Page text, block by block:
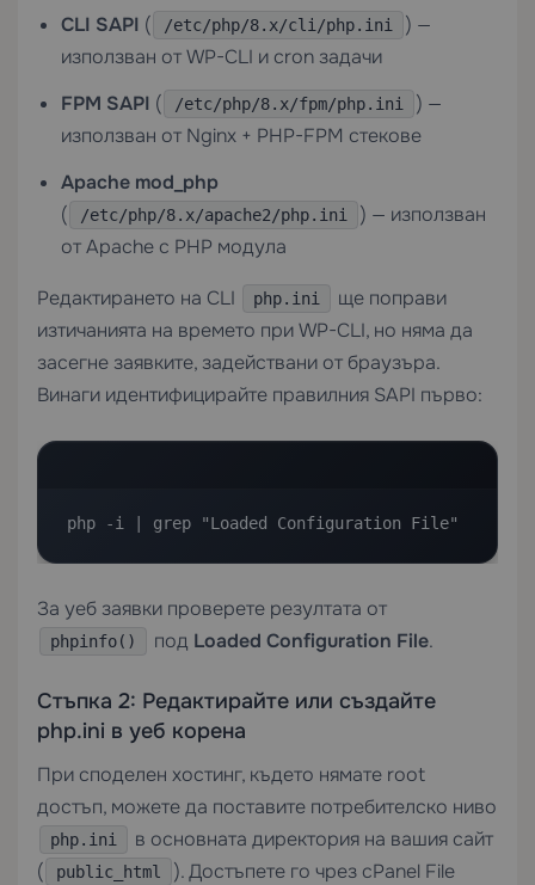
CLI SAPI ( /etc/php/8.x/cli/php.ini
) —
използван от WP-CLI и cron задачи
FPM SAPI ( /etc/php/8.x/fpm/php.ini
) —
използван от Nginx + PHP-FPM стекове
Apache mod_php
(
/etc/php/8.x/apache2/php.ini
) — използван
от Apache с PHP модула
Редактирането на CLI php.ini
ще поправи
изтичанията на времето при WP-CLI, но няма да
засегне заявките, задействани от браузъра.
Винаги идентифицирайте правилния SAPI първо:
php -i | grep "Loaded Configuration File"
За уеб заявки проверете резултата от
phpinfo() под Loaded Configuration File.
Стъпка 2: Редактирайте или създайте
php.ini в уеб корена
При споделен хостинг, където нямате root
достъп, можете да поставите потребителско ниво
php.ini
в основната директория на вашия сайт
(
public_html
). Достъпете го чрез cPanel File